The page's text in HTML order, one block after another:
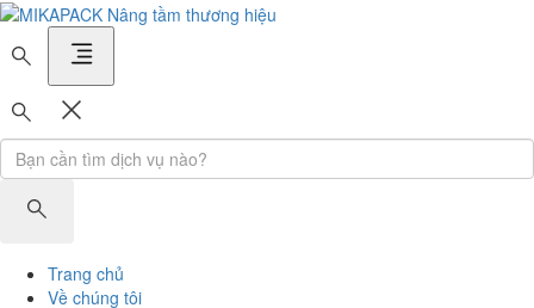
MIKAPACK Nâng tầm thương hiệu
Trang chủ
Về chúng tôi